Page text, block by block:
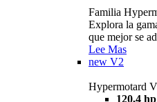
Familia
Explora la
que mejor se
Lee Mas
new V2
Hypermotard
120,4 hp